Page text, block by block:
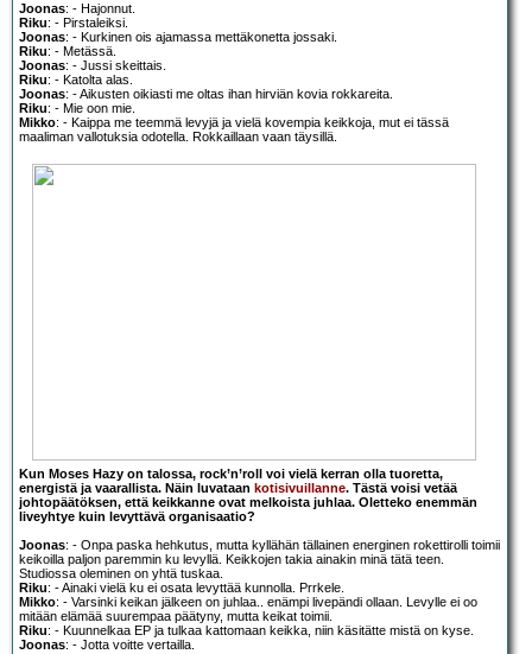
Joonas: - Hajonnut.
Riku: - Pirstaleiksi.
Joonas: - Kurkinen ois ajamassa mettäkonetta jossaki.
Riku: - Metässä.
Joonas: - Jussi skeittais.
Riku: - Katolta alas.
Joonas: - Aikusten oikiasti me oltas ihan hirviän kovia rokkareita.
Riku: - Mie oon mie.
Mikko: - Kaippa me teemmä levyjä ja vielä kovempia keikkoja, mut ei tässä
maaliman vallotuksia odotella. Rokkaillaan vaan täysillä.
Kun Moses Hazy on talossa, rock’n’roll voi vielä kerran olla tuoretta,
energistä ja vaarallista. Näin luvataan kotisivuillanne. Tästä voisi vetää
johtopäätöksen, että keikkanne ovat melkoista juhlaa. Oletteko enemmän
liveyhtye kuin levyttävä organisaatio?
Joonas: - Onpa paska hehkutus, mutta kyllähän tällainen energinen rokettirolli toimii
keikoilla paljon paremmin ku levyllä. Keikkojen takia ainakin minä tätä teen.
Studiossa oleminen on yhtä tuskaa.
Riku: - Ainaki vielä ku ei osata levyttää kunnolla. Prrkele.
Mikko: - Varsinki keikan jälkeen on juhlaa.. enämpi livepändi ollaan. Levylle ei oo
mitään elämää suurempaa päätyny, mutta keikat toimii.
Riku: - Kuunnelkaa EP ja tulkaa kattomaan keikka, niin käsitätte mistä on kyse.
Joonas: - Jotta voitte vertailla.